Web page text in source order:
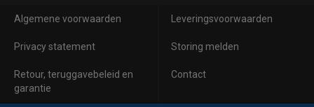
Algemene voorwaarden Leveringsvoorwaarden
Privacy statement Storing melden
Retour, teruggavebeleid en
garantie
Contact